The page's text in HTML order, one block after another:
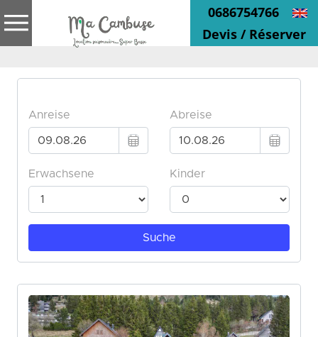
0686754766
Devis / Réserver